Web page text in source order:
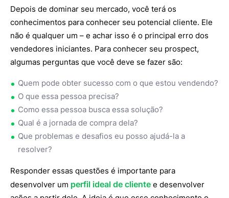
Depois de dominar seu mercado, você terá os
conhecimentos para conhecer seu potencial cliente. Ele
não é qualquer um – e achar isso é o principal erro dos
vendedores iniciantes. Para conhecer seu prospect,
algumas perguntas que você deve se fazer são:
Quem pode obter sucesso com o que estou vendendo?
O que essa pessoa precisa?
Como essa pessoa busca essa solução?
Qual é a jornada de compra dela?
Que problemas e desafios eu posso ajudá-la a
resolver?
Responder essas questões é importante para
desenvolver um perfil ideal de cliente e desenvolver